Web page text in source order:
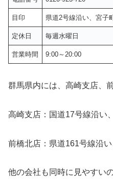
目印 県道2号線沿い、宮子
定休日 毎週水曜日
営業時間 9:00～20:00
群馬県内には、高崎支店、
高崎支店：国道17号線沿い
前橋北店：県道161号線沿
他の会社も同時に見やすい